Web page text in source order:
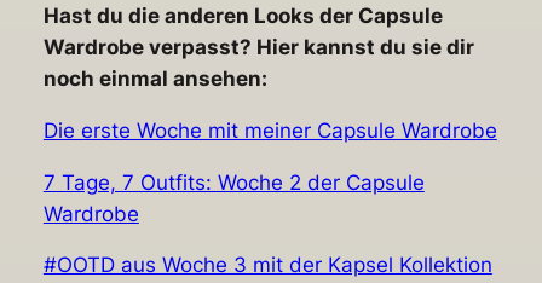
Hast du die anderen Looks der Capsule
Wardrobe verpasst? Hier kannst du sie dir
noch einmal ansehen:
Die erste Woche mit meiner Capsule Wardrobe
7 Tage, 7 Outfits: Woche 2 der Capsule
Wardrobe
#OOTD aus Woche 3 mit der Kapsel Kollektion